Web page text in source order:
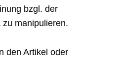
bzgl. der
manipulieren.
den Artikel oder